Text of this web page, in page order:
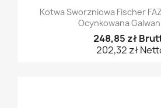
Kotwa Sworzniowa Fischer
Ocynkowana
248,85 zł
202,32 zł